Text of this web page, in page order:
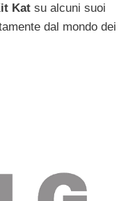
Kat su alcuni suoi
dal mondo dei